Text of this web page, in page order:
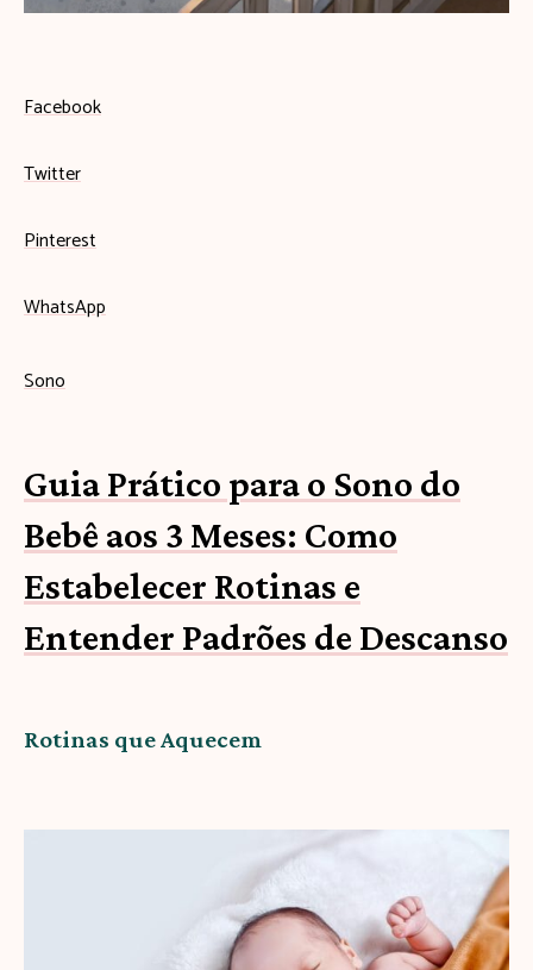
Facebook
Twitter
Pinterest
WhatsApp
Sono
Guia Prático para o Sono do
Bebê aos 3 Meses: Como
Estabelecer Rotinas e
Entender Padrões de Descanso
Rotinas que Aquecem